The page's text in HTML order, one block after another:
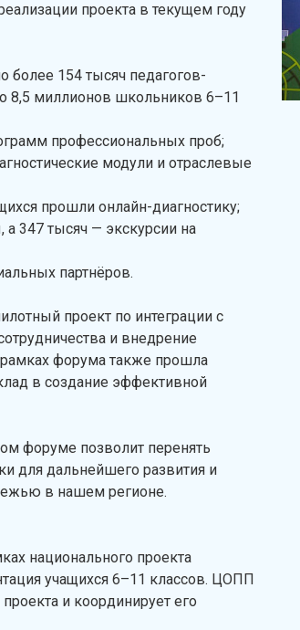
проекта в текущем году
более 154 тысяч педагогов-
8,5 миллионов школьников 6–11
профессиональных проб;
модули и отраслевые
прошли онлайн-диагностику;
347 тысяч — экскурсии на
партнёров.
проект по интеграции с
и внедрение
форума также прошла
в создание эффективной
форуме позволит перенять
для дальнейшего развития и
в нашем регионе.
национального проекта
учащихся 6–11 классов. ЦОПП
и координирует его